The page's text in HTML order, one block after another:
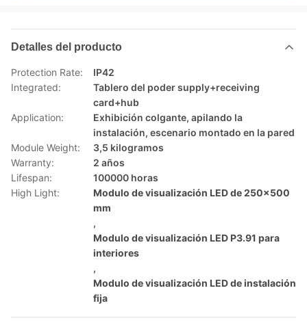
Detalles del producto
Protection Rate:
IP42
Integrated:
Tablero del poder supply+receiving
card+hub
Application:
Exhibición colgante, apilando la
instalación, escenario montado en la pared
Module Weight:
3,5 kilogramos
Warranty:
2 años
Lifespan:
100000 horas
High Light:
Modulo de visualización LED de 250x500
mm
,
Modulo de visualización LED P3.91 para
interiores
,
Modulo de visualización LED de instalación
fija